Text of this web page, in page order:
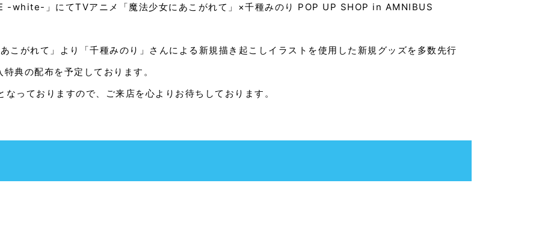
-white-」にてTVアニメ「魔法少女にあこがれて」×千種みのり POP UP SHOP in AMNIBUS
こがれて」より「千種みのり」さんによる新規描き起こしイラストを使用した新規グッズを多数先行
典の配布を予定しております。
っておりますので、ご来店を心よりお待ちしております。